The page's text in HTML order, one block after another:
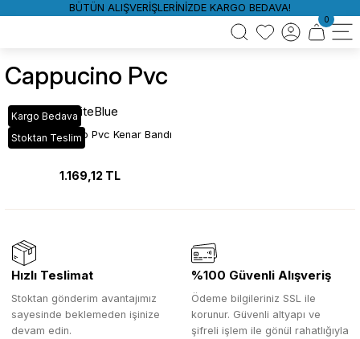
BÜTÜN ALIŞVERİŞLERİNİZDE KARGO BEDAVA!
0
Cappucino Pvc
Kargo Bedava
Stoktan Teslim
WhiteBlue
D126 Cappucino Pvc Kenar Bandı
1.169,12 TL
Hızlı Teslimat
Stoktan gönderim avantajımız
sayesinde beklemeden işinize
devam edin.
%100 Güvenli Alışveriş
Ödeme bilgileriniz SSL ile
korunur. Güvenli altyapı ve
şifreli işlem ile gönül rahatlığıyla